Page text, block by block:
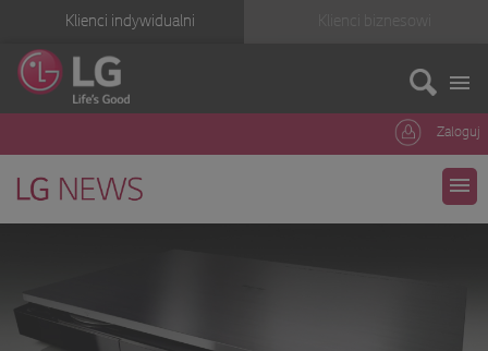
Klienci indywidualni
Zaloguj